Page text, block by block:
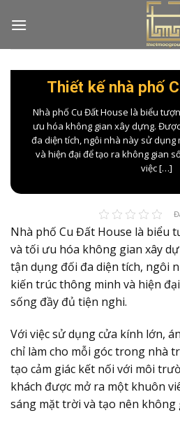
Thiết kế nhà phố
Nhà phố Cu Đất House là biểu
ưu hóa không gian xây dựng.
đa diện tích, ngôi nhà này sử dụng
và hiện đại để tạo ra không gian
việc […]
Nhà phố Cu Đất House là biểu
và tối ưu hóa không gian xây
tận dụng đối đa diện tích, ngôi
kiến trúc thông minh và hiện
sống đầy đủ tiện nghi.
Với việc sử dụng cửa kính lớn,
chỉ làm cho mỗi góc trong nhà
tạo cảm giác kết nối với môi
khách được mở ra một khuôn
sáng mặt trời và tạo nên không